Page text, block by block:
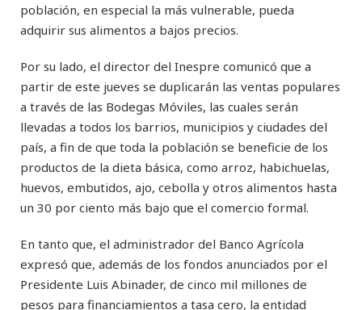
población, en especial la más vulnerable, pueda
adquirir sus alimentos a bajos precios.
Por su lado, el director del Inespre comunicó que a
partir de este jueves se duplicarán las ventas populares
a través de las Bodegas Móviles, las cuales serán
llevadas a todos los barrios, municipios y ciudades del
país, a fin de que toda la población se beneficie de los
productos de la dieta básica, como arroz, habichuelas,
huevos, embutidos, ajo, cebolla y otros alimentos hasta
un 30 por ciento más bajo que el comercio formal.
En tanto que, el administrador del Banco Agrícola
expresó que, además de los fondos anunciados por el
Presidente Luis Abinader, de cinco mil millones de
pesos para financiamientos a tasa cero, la entidad